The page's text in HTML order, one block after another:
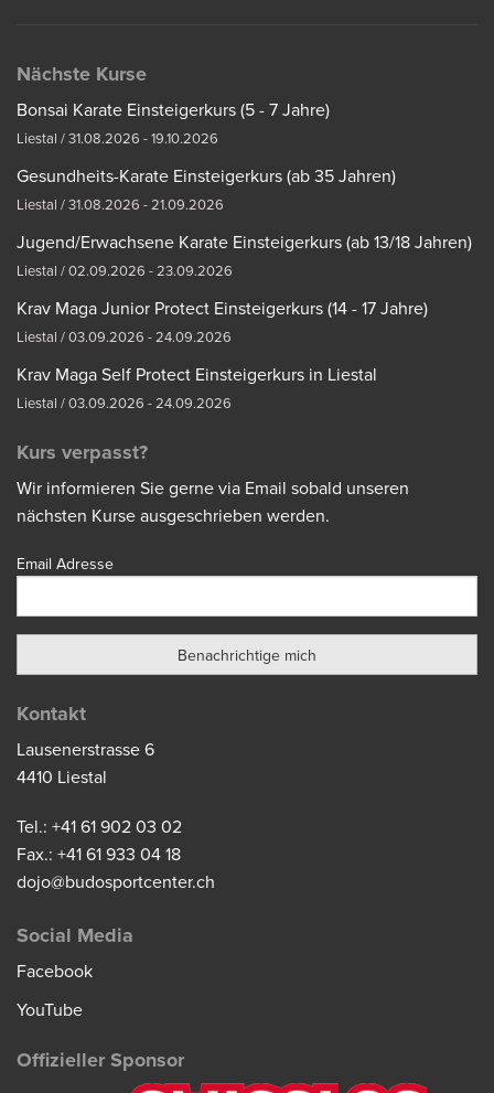
Nächste Kurse
Bonsai Karate Einsteigerkurs (5 - 7 Jahre)
Liestal / 31.08.2026 - 19.10.2026
Gesundheits-Karate Einsteigerkurs (ab 35 Jahren)
Liestal / 31.08.2026 - 21.09.2026
Jugend/Erwachsene Karate Einsteigerkurs (ab 13/18 Jahren)
Liestal / 02.09.2026 - 23.09.2026
Krav Maga Junior Protect Einsteigerkurs (14 - 17 Jahre)
Liestal / 03.09.2026 - 24.09.2026
Krav Maga Self Protect Einsteigerkurs in Liestal
Liestal / 03.09.2026 - 24.09.2026
Kurs verpasst?
Wir informieren Sie gerne via Email sobald unseren
nächsten Kurse ausgeschrieben werden.
Email Adresse
Kontakt
Lausenerstrasse 6
4410 Liestal
Tel.: +41 61 902 03 02
Fax.: +41 61 933 04 18
dojo@budosportcenter.ch
Social Media
Facebook
YouTube
Offizieller Sponsor